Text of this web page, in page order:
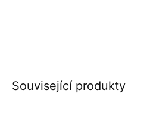
Související produkty